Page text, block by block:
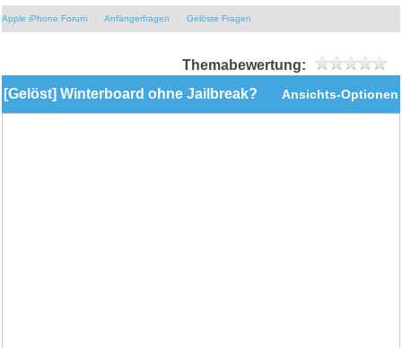
Apple iPhone Forum Anfängerfragen Gelöste Fragen
Themabewertung:
Ansichts-Optionen
[Gelöst] Winterboard ohne Jailbreak?